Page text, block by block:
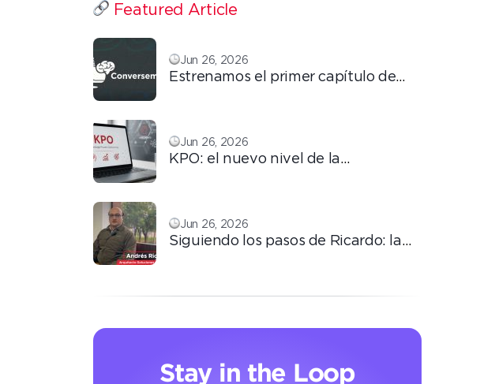
Featured Article
Jun 26, 2026
Estrenamos el primer capítulo de
Jun 26, 2026
KPO: el nuevo nivel de la
Jun 26, 2026
Siguiendo los pasos de Ricardo: la
Stay in the Loop